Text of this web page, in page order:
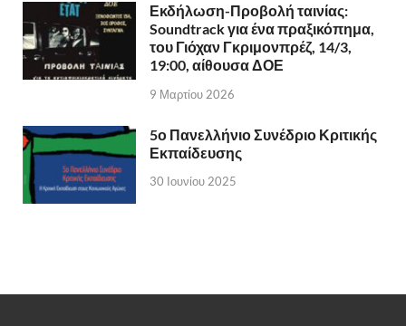
Εκδήλωση-Προβολή ταινίας:
Soundtrack για ένα πραξικόπημα,
του Γιόχαν Γκριμονπρέζ, 14/3,
19:00, αίθουσα ΔΟΕ
9 Μαρτίου 2026
5ο Πανελλήνιο Συνέδριο Κριτικής
Εκπαίδευσης
30 Ιουνίου 2025